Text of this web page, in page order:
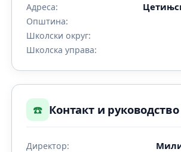
Адреса:
Општина:
Школски округ:
Школска управа:
☎️ Контакт и руководство
Директор: